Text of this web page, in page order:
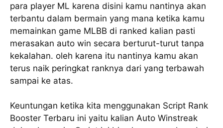
para player ML karena disini kamu nantinya akan
terbantu dalam bermain yang mana ketika kamu
memainkan game MLBB di ranked kalian pasti
merasakan auto win secara berturut-turut tanpa
kekalahan. oleh karena itu nantinya kamu akan
terus naik peringkat ranknya dari yang terbawah
sampai ke atas.
Keuntungan ketika kita menggunakan Script Rank
Booster Terbaru ini yaitu kalian Auto Winstreak